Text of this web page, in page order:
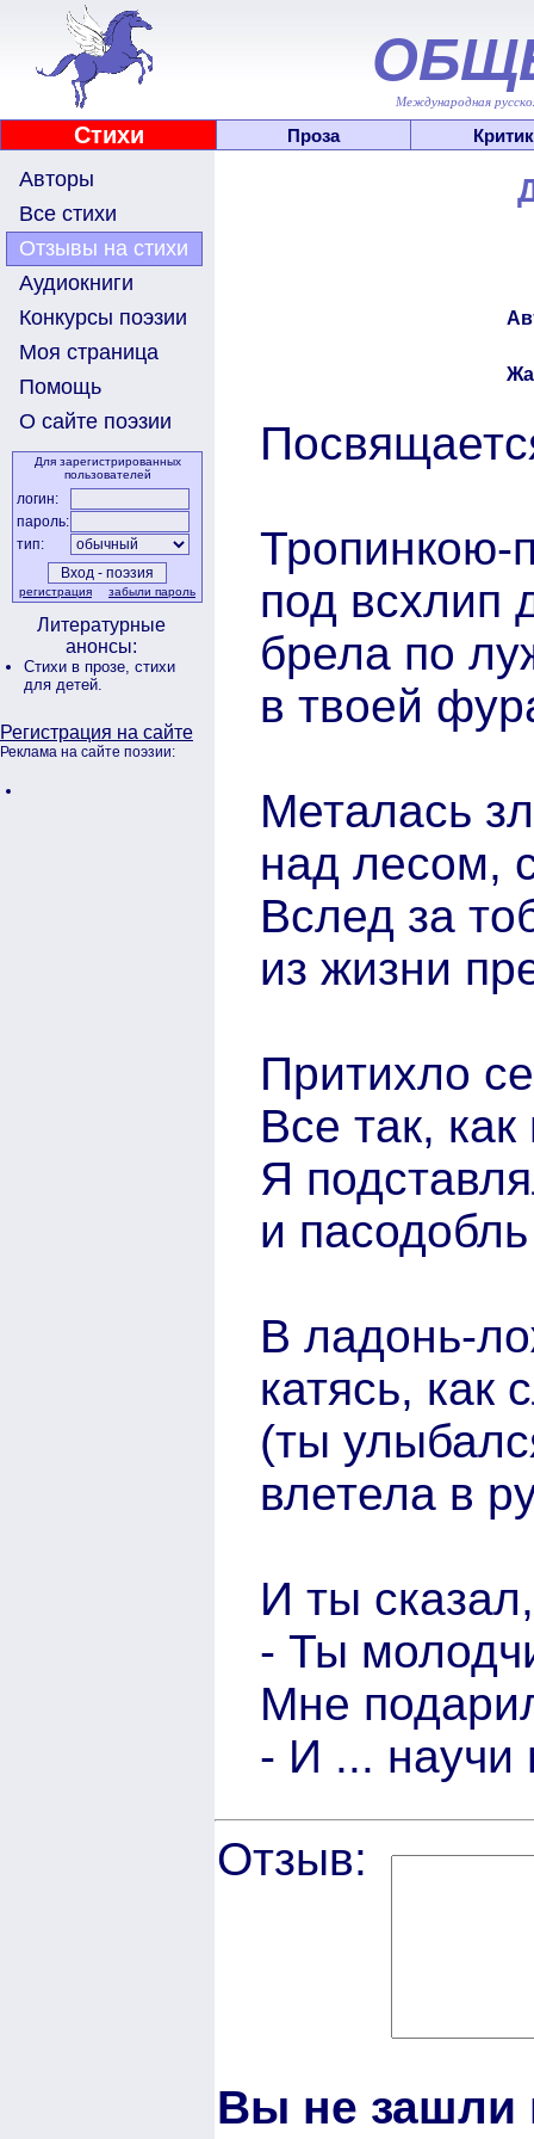
Международная
Стихи Проза
Авторы
Все стихи
Отзывы на стихи
Аудиокниги
Конкурсы поэзии
Моя страница
Помощь
О сайте поэзии
Для зарегистрированных
пользователей
логин:
пароль:
тип:
регистрация забыли пароль
Литературные
анонсы:
Стихи в прозе, стихи
для детей.
Регистрация на сайте
Реклама на сайте поэзии:
Тропинкою-
под всхлип
брела по
в твоей
Металась
над лесом,
Вслед за
из жизни
Притихло
Все так,
Я
и
В ладонь-
катясь, как
(ты
влетела в
И ты
- Ты
Мне
- И ... научи
Отзыв:
Вы не зашли